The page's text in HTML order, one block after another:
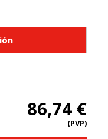
86,74 €
(PVP)